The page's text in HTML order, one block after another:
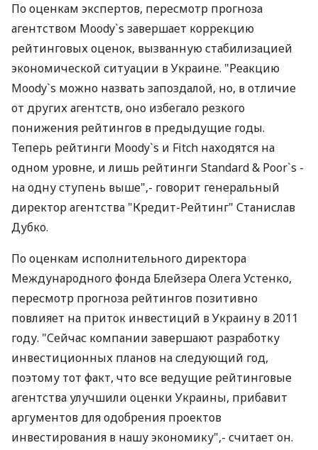
По оценкам экспертов, пересмотр прогноза
агентством Moody`s завершает коррекцию
рейтинговых оценок, вызванную стабилизацией
экономической ситуации в Украине. "Реакцию
Moody`s можно назвать запоздалой, но, в отличие
от других агентств, оно избегало резкого
понижения рейтингов в предыдущие годы.
Теперь рейтинги Moody`s и Fitch находятся на
одном уровне, и лишь рейтинги Standard & Poor`s -
на одну ступень выше",- говорит генеральный
директор агентства "Кредит-Рейтинг" Станислав
Дубко.
По оценкам исполнительного директора
Международного фонда Блейзера Олега Устенко,
пересмотр прогноза рейтингов позитивно
повлияет на приток инвестиций в Украину в 2011
году. "Сейчас компании завершают разработку
инвестиционных планов на следующий год,
поэтому тот факт, что все ведущие рейтинговые
агентства улучшили оценки Украины, прибавит
аргументов для одобрения проектов
инвестирования в нашу экономику",- считает он.